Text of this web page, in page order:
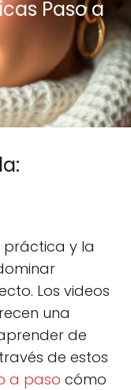
Paso a
p
a
r
t
i
r
e
n
k
e
d
I
n
p
t
i
i
práctica y la
Los videos
una
de
de estos
a paso cómo